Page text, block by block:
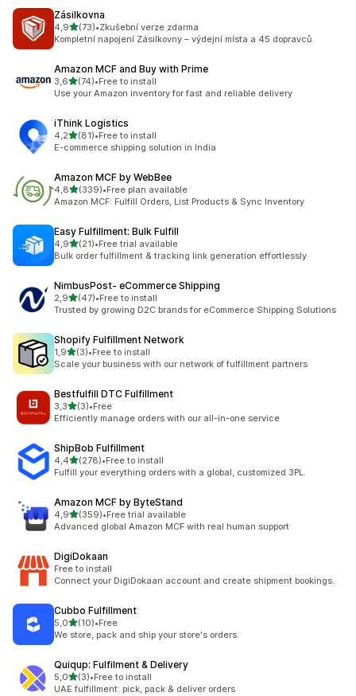
Zásilkovna
4,9z 5 hvězd
(73)
Celkový počet recenzí: 73
•Zkušební verze zdarma
Kompletní napojení Zásilkovny – výdejní místa a 45 dopravců.
Amazon MCF and Buy with Prime
3,6z 5 hvězd
(74)
Celkový počet recenzí: 74
•Free to install
Use your Amazon inventory for fast and reliable delivery
iThink Logistics
4,2z 5 hvězd
(81)
Celkový počet recenzí: 81
•Free to install
E-commerce shipping solution in India
Amazon MCF by WebBee
4,8z 5 hvězd
(339)
Celkový počet recenzí: 339
•Free plan available
Amazon MCF: Fulfill Orders, List Products & Sync Inventory
Easy Fulfillment: Bulk Fulfill
4,9z 5 hvězd
(21)
Celkový počet recenzí: 21
•Free trial available
Bulk order fulfillment & tracking link generation effortlessly
NimbusPost‑ eCommerce Shipping
2,9z 5 hvězd
(47)
Celkový počet recenzí: 47
•Free to install
Trusted by growing D2C brands for eCommerce Shipping Solutions
Shopify Fulfillment Network
1,9z 5 hvězd
(3)
Celkový počet recenzí: 3
•Free to install
Scale your business with our network of fulfillment partners
Bestfulfill DTC Fulfillment
3,3z 5 hvězd
(3)
Celkový počet recenzí: 3
•Free
Efficiently manage orders with our all-in-one service
ShipBob Fulfillment
4,4z 5 hvězd
(278)
Celkový počet recenzí: 278
•Free to install
Fulfill your everything orders with a global, customized 3PL.
Amazon MCF by ByteStand
4,9z 5 hvězd
(359)
Celkový počet recenzí: 359
•Free trial available
Advanced global Amazon MCF with real human support
DigiDokaan
Free to install
Connect your DigiDokaan account and create shipment bookings.
Cubbo Fulfillment
5,0z 5 hvězd
(10)
Celkový počet recenzí: 10
•Free
We store, pack and ship your store's orders.
Quiqup: Fulfilment & Delivery
5,0z 5 hvězd
(3)
Celkový počet recenzí: 3
•Free to install
UAE fulfillment: pick, pack & deliver orders